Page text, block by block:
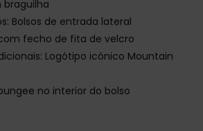
braguilha
Bolsos de entrada lateral
fecho de fita de velcro
Logótipo icónico Mountain
no interior do bolso